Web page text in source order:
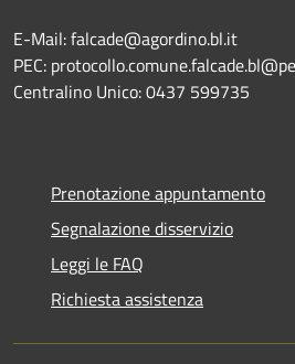
E-Mail: falcade@agordino.bl.it
PEC:
Centralino Unico: 0437 599735
Prenotazione appuntamento
Segnalazione disservizio
Leggi le FAQ
Richiesta assistenza